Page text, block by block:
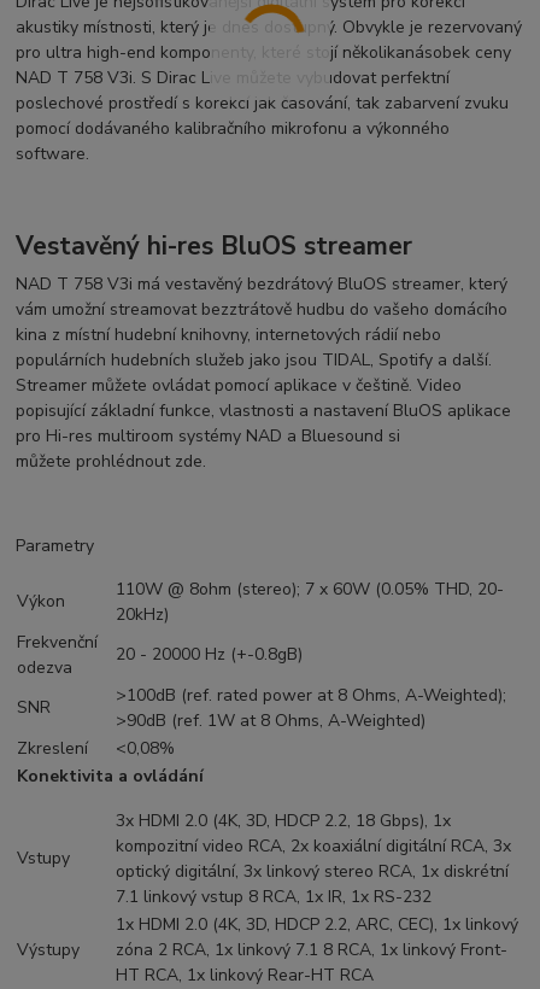
akustiky místnosti, který je dnes dostupný. Obvykle je rezervovaný
pro ultra high-end komponenty, které stojí několikanásobek ceny
NAD T 758 V3i. S Dirac Live můžete vybudovat perfektní
poslechové prostředí s korekcí jak časování, tak zabarvení zvuku
pomocí dodávaného kalibračního mikrofonu a výkonného
software.
Vestavěný hi-res BluOS streamer
NAD T 758 V3i má vestavěný bezdrátový BluOS streamer, který
vám umožní streamovat bezztrátově hudbu do vašeho domácího
kina z místní hudební knihovny, internetových rádií nebo
populárních hudebních služeb jako jsou TIDAL, Spotify a další.
Streamer můžete ovládat pomocí aplikace v češtině. Video
popisující základní funkce, vlastnosti a nastavení BluOS aplikace
pro Hi-res multiroom systémy NAD a Bluesound si
můžete prohlédnout zde.
Parametry
Výkon
110W @ 8ohm (stereo); 7 x 60W (0.05% THD, 20-
20kHz)
Frekvenční
odezva
20 - 20000 Hz (+-0.8gB)
SNR
>100dB (ref. rated power at 8 Ohms, A-Weighted);
>90dB (ref. 1W at 8 Ohms, A-Weighted)
Zkreslení
<0,08%
Konektivita a ovládání
Vstupy
3x HDMI 2.0 (4K, 3D, HDCP 2.2, 18 Gbps), 1x
kompozitní video RCA, 2x koaxiální digitální RCA, 3x
optický digitální, 3x linkový stereo RCA, 1x diskrétní
7.1 linkový vstup 8 RCA, 1x IR, 1x RS-232
Výstupy
1x HDMI 2.0 (4K, 3D, HDCP 2.2, ARC, CEC), 1x linkový
zóna 2 RCA, 1x linkový 7.1 8 RCA, 1x linkový Front-
HT RCA, 1x linkový Rear-HT RCA